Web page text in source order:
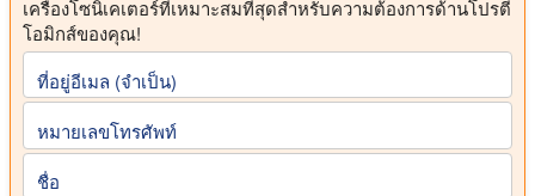
เครื่องโซนิเคเตอร์ที่เหมาะสมที่สุดสำหรับความต้องการด้านโปรตี
โอมิกส์ของคุณ!
ที่อยู่อีเมล (จําเป็น)
หมายเลขโทรศัพท์
ชื่อ